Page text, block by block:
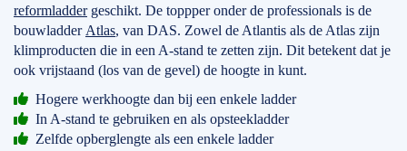
reformladdergeschikt. De toppper onder de professionals is de
bouwladder Atlas, van DAS. Zowel de Atlantis als de Atlas zijn
klimproducten die in een A-stand te zetten zijn. Dit betekent dat je
ook vrijstaand (los van de gevel) de hoogte in kunt.
Hogere werkhoogte dan bij een enkele ladder
In A-stand te gebruiken en als opsteekladder
Zelfde opberglengte als een enkele ladder